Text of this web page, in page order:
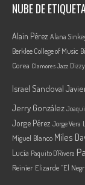
NUBE DE
Alain PérezAlana
Berklee College of Music
Corea Clamores Jazz
Israel Sandoval
Jerry González
Jorge Pérez Jorge Vera
Miguel Blanco Miles
Lucía Paquito D'Rivera
Reinier Elizarde “El